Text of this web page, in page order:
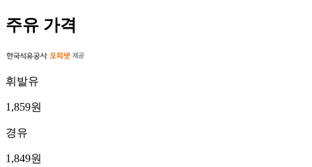
주유 가격
휘발유
1,859원
경유
1,849원